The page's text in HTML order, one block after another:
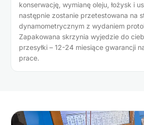
konserwację, wymianę oleju, łożysk i
następnie zostanie przetestowana na
dynamometrycznym z wydaniem
Zapakowana skrzynia wyjedzie do
przesyłki – 12-24 miesiące gwarancji
prace.